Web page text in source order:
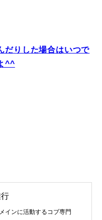
だりした場合はいつで
^^
インに活動するコブ専門